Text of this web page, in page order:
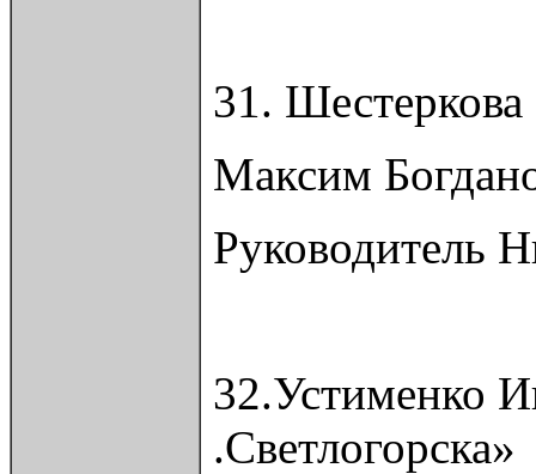
31.
Максим
Руководитель
32.Устименко